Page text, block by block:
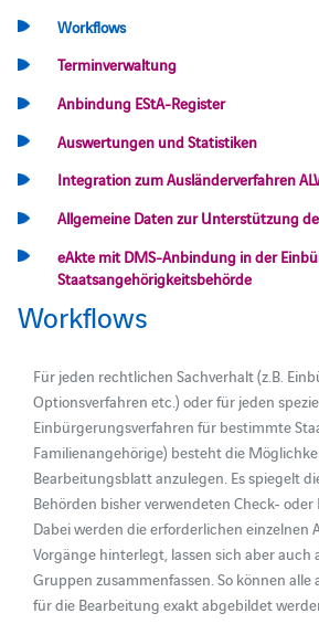
Workflows
Terminverwaltung
Anbindung EStA-Register
Auswertungen und Statistiken
Integration zum Ausländerverfahren
Allgemeine Daten zur Unterstützung
eAkte mit DMS-Anbindung in der
Staatsangehörigkeitsbehörde
Workflows
Für jeden rechtlichen Sachverhalt (z.B.
Optionsverfahren etc.) oder für jeden
Einbürgerungsverfahren für bestimmte
Familienangehörige) besteht die
Bearbeitungsblatt anzulegen. Es spiegelt
Behörden bisher verwendeten Check-
Dabei werden die erforderlichen einzelnen
Vorgänge hinterlegt, lassen sich aber auch
Gruppen zusammenfassen. So können alle
für die Bearbeitung exakt abgebildet